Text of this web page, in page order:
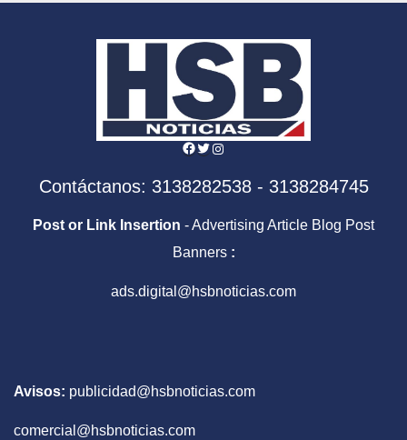
Facebook
Twitter
Instagram
Contáctanos: 3138282538 - 3138284745
Post or Link Insertion - Advertising Article Blog Post
Banners :
ads.digital@hsbnoticias.com
Avisos: publicidad@hsbnoticias.com
comercial@hsbnoticias.com